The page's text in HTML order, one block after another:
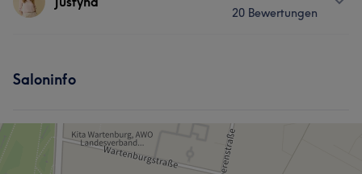
20 Bewertungen
Saloninfo